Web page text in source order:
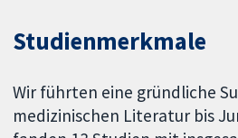
Studienmerkmale
Wir führten eine gründliche
medizinischen Literatur bis